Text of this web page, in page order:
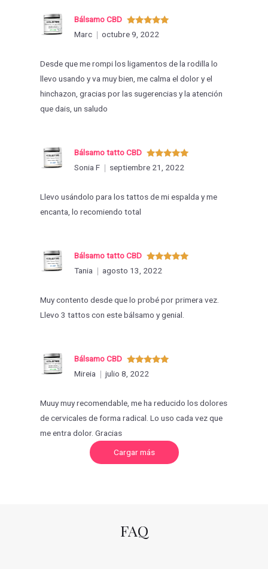
Valorado
con5de 5
Bálsamo CBD
Marc
octubre 9, 2022
Desde que me rompi los ligamentos de la rodilla lo
llevo usando y va muy bien, me calma el dolor y el
hinchazon, gracias por las sugerencias y la atención
que dais, un saludo
Valorado
con 5de 5
Bálsamo tatto CBD
Sonia F
septiembre 21, 2022
Llevo usándolo para los tattos de mi espalda y me
encanta, lo recomiendo total
Valorado
con
Bálsamo tatto CBD
Tania
agosto 13, 2022
Muy contento desde que lo probé por primera vez.
Llevo 3 tattos con este bálsamo y genial.
Valorado
con5de 5
Bálsamo CBD
Mireia
julio 8, 2022
Muuy muy recomendable, me ha reducido los dolores
de cervicales de forma radical. Lo uso cada vez que
me entra dolor. Gracias
Cargar másC
r
FAQ